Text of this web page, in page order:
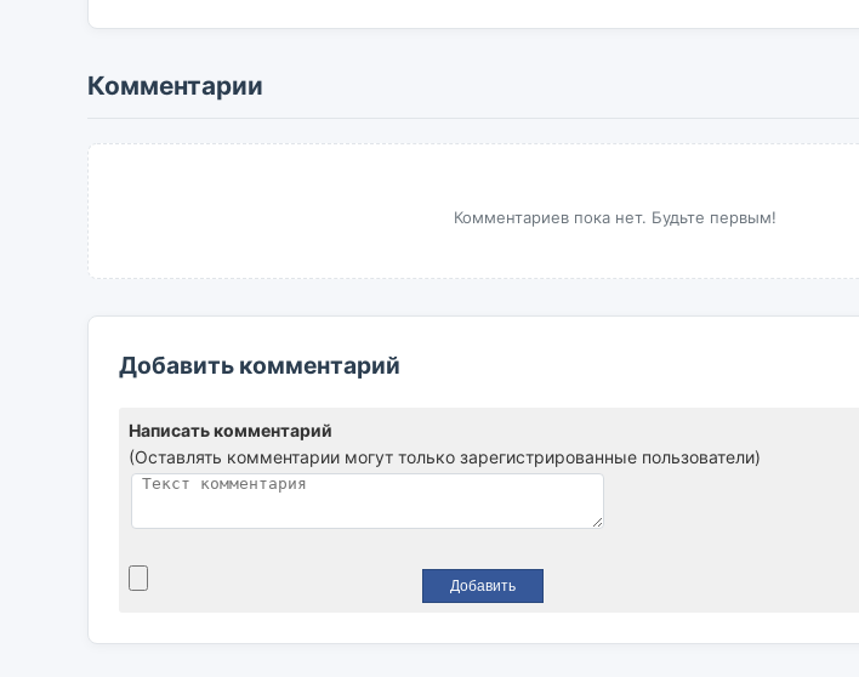
Комментарии
Комментариев пока нет. Будьте первым!
Добавить комментарий
Написать комментарий
(Оставлять комментарии могут только зарегистрированные пользователи)